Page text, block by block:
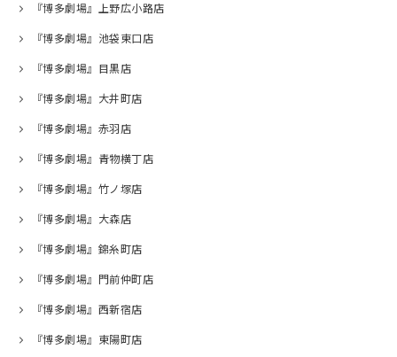
『博多劇場』上野広小路店
『博多劇場』池袋東口店
『博多劇場』目黒店
『博多劇場』大井町店
『博多劇場』赤羽店
『博多劇場』青物横丁店
『博多劇場』竹ノ塚店
『博多劇場』大森店
『博多劇場』錦糸町店
『博多劇場』門前仲町店
『博多劇場』西新宿店
『博多劇場』東陽町店